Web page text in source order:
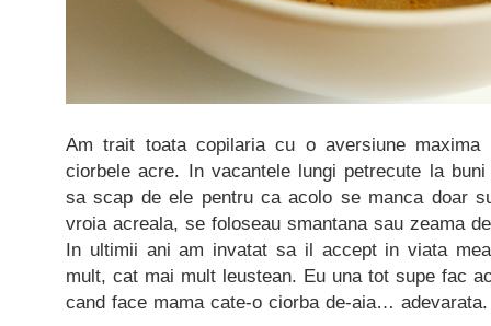
Am trait toata copilaria cu o aversiune
ciorbele acre. In vacantele lungi petrecute la
sa scap de ele pentru ca acolo se manca doar
vroia acreala, se foloseau smantana sau zeama
In ultimii ani am invatat sa il accept in viata
mult, cat mai mult leustean. Eu una tot supe fac
cand face mama cate-o ciorba de-aia… adevarata.